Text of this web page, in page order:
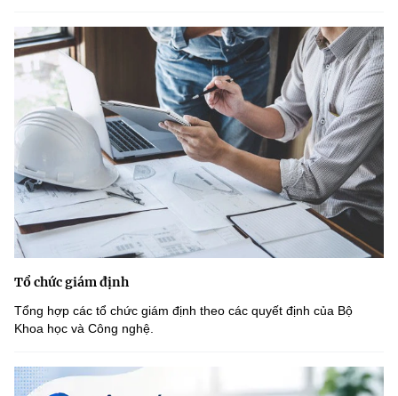
Tổ chức giám định
Tổng hợp các tổ chức giám định theo các quyết định của Bộ
Khoa học và Công nghệ.